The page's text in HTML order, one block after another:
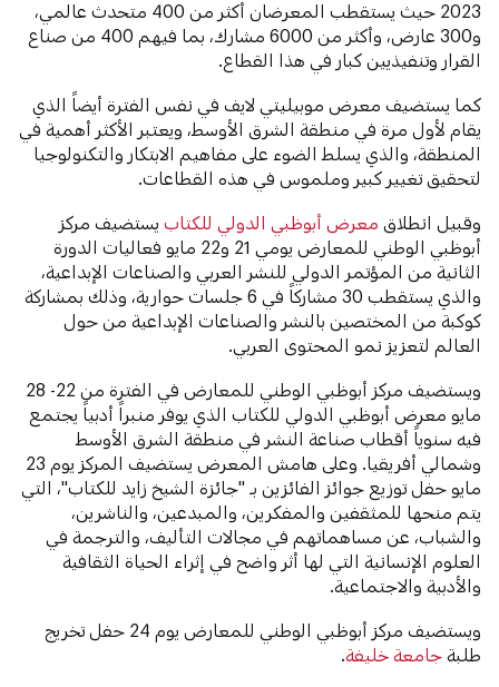
2023 حيث يستقطب المعرضان أكثر من 400 متحدث عالمي،
و300 عارض، وأكثر من 6000 مشارك، بما فيهم 400 من صناع
القرار وتنفيذيين كبار في هذا القطاع.
كما يستضيف معرض موبيليتي لايف في نفس الفترة أيضاً الذي
يقام لأول مرة في منطقة الشرق الأوسط، ويعتبر الأكثر أهمية في
المنطقة، والذي يسلط الضوء على مفاهيم الابتكار والتكنولوجيا
لتحقيق تغيير كبير وملموس في هذه القطاعات.
وقبيل انطلاقمعرض أبوظبي الدولي للكتابيستضيف مركز
أبوظبي الوطني للمعارض يومي 21 و22 مايو فعاليات الدورة
الثانية من المؤتمر الدولي للنشر العربي والصناعات الإبداعية،
والذي يستقطب 30 مشاركاً في 6 جلسات حوارية، وذلك بمشاركة
كوكبة من المختصين بالنشر والصناعات الإبداعية من حول
العالم لتعزيز نمو المحتوى العربي.
ويستضيف مركز أبوظبي الوطني للمعارض في الفترة من 22- 28
مايو معرض أبوظبي الدولي للكتاب الذي يوفر منبراً أدبياً يجتمع
فيه سنوياً أقطاب صناعة النشر في منطقة الشرق الأوسط
وشمالي أفريقيا. وعلى هامش المعرض يستضيف المركز يوم 23
مايو حفل توزيع جوائز الفائزين بـ "جائزة الشيخ زايد للكتاب"، التي
يتم منحها للمثقفين والمفكرين، والمبدعين، والناشرين،
والشباب، عن مساهماتهم في مجالات التأليف، والترجمة في
العلوم الإنسانية التي لها أثر واضح في إثراء الحياة الثقافية
والأدبية والاجتماعية.
ويستضيف مركز أبوظبي الوطني للمعارض يوم 24 حفل تخريج
طلبةجامعة خليفة.